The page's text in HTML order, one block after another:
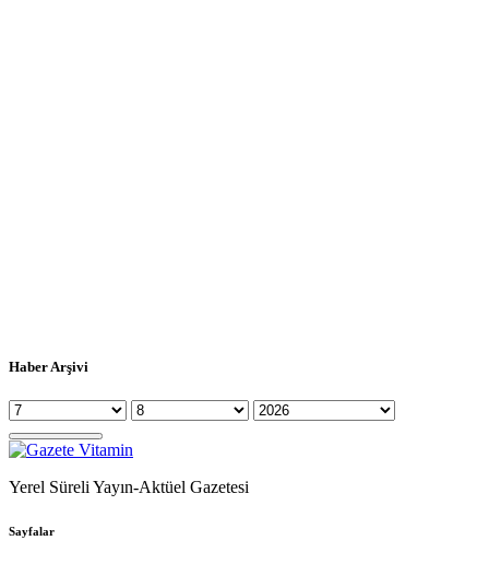
Haber Arşivi
Yerel Süreli Yayın-Aktüel Gazetesi
Sayfalar